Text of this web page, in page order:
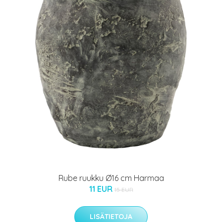
Rube ruukku Ø16 cm Harmaa
11 EUR 15 EUR
LISÄTIETOJA